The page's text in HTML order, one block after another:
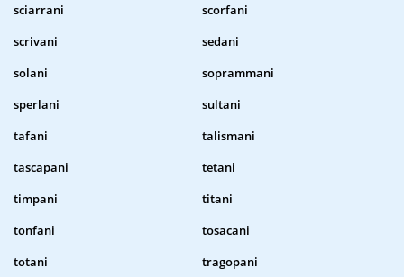
sciarrani
scorfani
scrivani
sedani
solani
soprammani
sperlani
sultani
tafani
talismani
tascapani
tetani
timpani
titani
tonfani
tosacani
totani
tragopani